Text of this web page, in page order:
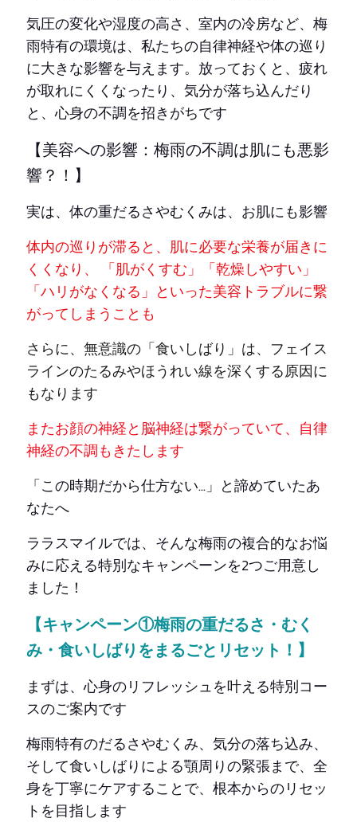
気圧の変化や湿度の高さ、室内の冷房など、梅
雨特有の環境は、私たちの自律神経や体の巡り
に大きな影響を与えます。放っておくと、疲れ
が取れにくくなったり、気分が落ち込んだり
と、心身の不調を招きがちです
【美容への影響：梅雨の不調は肌にも悪影
響？！】
実は、体の重だるさやむくみは、お肌にも影響
体内の巡りが滞ると、肌に必要な栄養が届きに
くくなり、 「肌がくすむ」「乾燥しやすい」
「ハリがなくなる」といった美容トラブルに繋
がってしまうことも
さらに、無意識の「食いしばり」は、フェイス
ラインのたるみやほうれい線を深くする原因に
もなります
またお顔の神経と脳神経は繋がっていて、自律
神経の不調もきたします
「この時期だから仕方ない…」と諦めていたあ
なたへ
ララスマイルでは、そんな梅雨の複合的なお悩
みに応える特別なキャンペーンを2つご用意し
ました！
【キャンペーン①梅雨の重だるさ・むく
み・食いしばりをまるごとリセット！】
まずは、心身のリフレッシュを叶える特別コー
スのご案内です
梅雨特有のだるさやむくみ、気分の落ち込み、
そして食いしばりによる顎周りの緊張まで、全
身を丁寧にケアすることで、根本からのリセッ
トを目指します